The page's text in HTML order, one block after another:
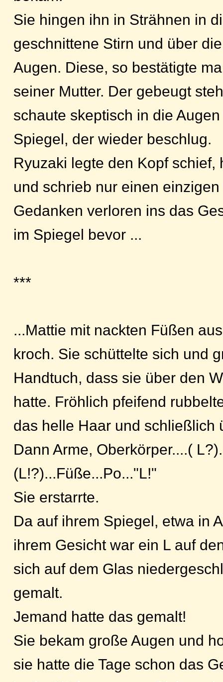
Sie hingen ihn in Strähnen in
geschnittene Stirn und über
Augen. Diese, so bestätigte
seiner Mutter. Der gebeugt
schaute skeptisch in die
Spiegel, der wieder beschlug.
Ryuzaki legte den Kopf schief,
und schrieb nur einen
Gedanken verloren ins das
im Spiegel bevor ...
***
...Mattie mit nackten Füßen
kroch. Sie schüttelte sich und
Handtuch, dass sie über den
hatte. Fröhlich pfeifend
das helle Haar und schließlich
Dann Arme, Oberkörper....(
(L!?)...Füße...Po..."L!"
Sie erstarrte.
Da auf ihrem Spiegel, etwa in
ihrem Gesicht war ein L auf
sich auf dem Glas
gemalt.
Jemand hatte das gemalt!
Sie bekam große Augen und
sie hatte die Tage schon das